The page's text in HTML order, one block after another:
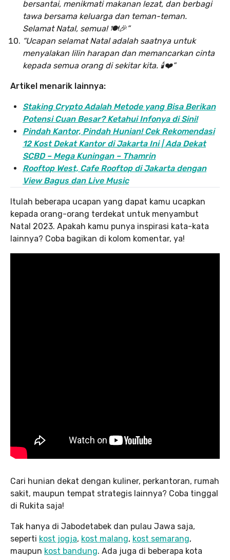
bersantai, menikmati makanan lezat, dan berbagi
tawa bersama keluarga dan teman-teman.
Selamat Natal, semua! 🍽️🎉”
“Ucapan selamat Natal adalah saatnya untuk
menyalakan lilin harapan dan memancarkan cinta
kepada semua orang di sekitar kita. 🕯️❤️”
Artikel menarik lainnya:
Staking Crypto Adalah Metode yang Bisa Berikan
Potensi Cuan Besar? Ketahui Infonya di Sini!
Pindah Kantor, Pindah Hunian! Cek Rekomendasi
12 Kost Dekat Kantor di Jakarta Ini | Ada Dekat
SCBD – Mega Kuningan – Thamrin
Rooftop West, Cafe Rooftop di Jakarta dengan
View Bagus dan Live Music
Itulah beberapa ucapan yang dapat kamu ucapkan
kepada orang-orang terdekat untuk menyambut
Natal 2023. Apakah kamu punya inspirasi kata-kata
lainnya? Coba bagikan di kolom komentar, ya!
Cari hunian dekat dengan kuliner, perkantoran, rumah
sakit, maupun tempat strategis lainnya? Coba tinggal
di Rukita saja!
Tak hanya di Jabodetabek dan pulau Jawa saja,
seperti kost jogja, kost malang, kost semarang,
maupun kost bandung. Ada juga di beberapa kota